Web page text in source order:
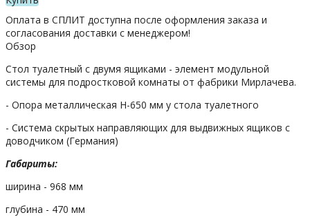
Оплата в СПЛИТ доступна после оформления заказа и
согласования доставки с менеджером!
Обзор
Стол туалетный с двумя ящиками - элемент модульной
системы для подростковой комнаты от фабрики Мирлачева.
- Опора металлическая H-650 мм у стола туалетного
- Система скрытых направляющих для выдвижных ящиков с
доводчиком (Германия)
Габариты:
ширина - 968 мм
глубина - 470 мм